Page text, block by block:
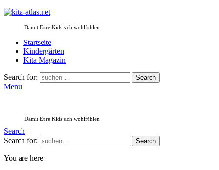
Damit Eure Kids sich wohlfühlen
Startseite
Kindergärten
Kita Magazin
Search for: Search
Menu
Damit Eure Kids sich wohlfühlen
Search
Search for:
Search
You are here: